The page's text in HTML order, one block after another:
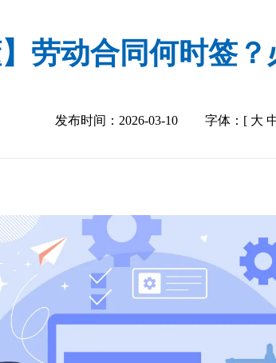
劳动合同何时签？
发布时间：2026-03-10 字体：[ 大